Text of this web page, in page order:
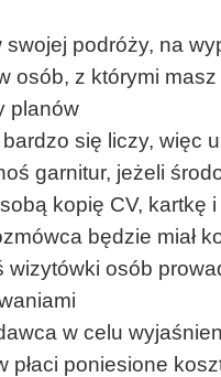
podróży, na
osób, z którymi
planów
się liczy, więc
garnitur, jeżeli
kopię CV, kartkę
będzie miał
wizytówki osób
w celu
płaci poniesione